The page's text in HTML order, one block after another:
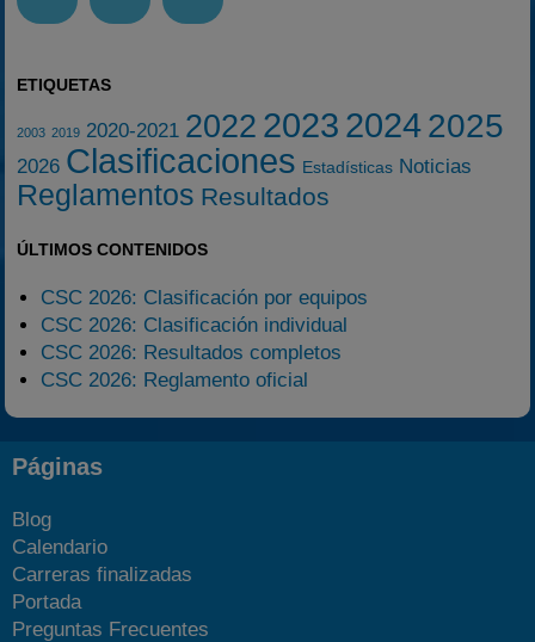
ETIQUETAS
2003 2019 2020-2021 2022 2023 20242025
2026 Clasificaciones Estadísticas Noticias
Reglamentos Resultados
ÚLTIMOS CONTENIDOS
CSC 2026: Clasificación por equipos
CSC 2026: Clasificación individual
CSC 2026: Resultados completos
CSC 2026: Reglamento oficial
Páginas
Blog
Calendario
Carreras finalizadas
Portada
Preguntas Frecuentes